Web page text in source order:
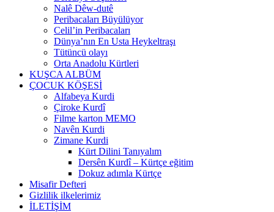
Nalê Dêw-dutê
Peribacaları Büyülüyor
Celil’in Peribacaları
Dünya’nın En Usta Heykeltraşı
Tütüncü olayı
Orta Anadolu Kürtleri
KUŞCA ALBÜM
ÇOCUK KÖŞESİ
Alfabeya Kurdi
Çiroke Kurdî
Filme karton MEMO
Navên Kurdi
Zimane Kurdi
Kürt Dilini Tanıyalım
Dersên Kurdî – Kürtçe eğitim
Dokuz adımla Kürtçe
Misafir Defteri
Gizlilik ilkelerimiz
İLETİŞİM